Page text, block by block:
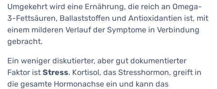
Umgekehrt wird eine Ernährung, die reich an Omega-
3-Fettsäuren, Ballaststoffen und Antioxidantien ist, mit
einem milderen Verlauf der Symptome in Verbindung
gebracht.
Ein weniger diskutierter, aber gut dokumentierter
Faktor ist Stress. Kortisol, das Stresshormon, greift in
die gesamte Hormonachse ein und kann das